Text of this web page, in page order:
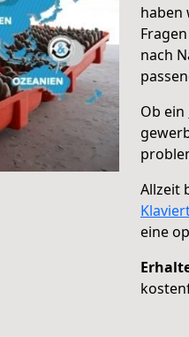
haben
nach
Ob ein
Allzeit
eine